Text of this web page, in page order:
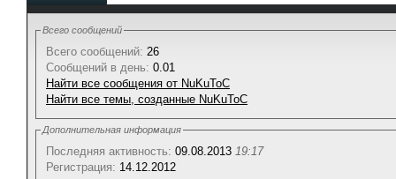
Всего сообщений
Всего сообщений: 26
Сообщений в день: 0.01
Найти все сообщения от NuKuToC
Найти все темы, созданные NuKuToC
Дополнительная информация
Последняя активность: 09.08.2013 19:17
Регистрация: 14.12.2012